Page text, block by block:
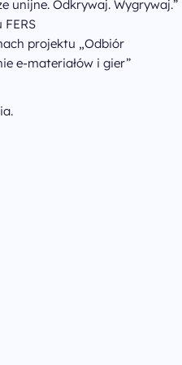
unijne. Odkrywaj. Wygrywaj.”
projektu „Odbiór
e-materiałów i gier”